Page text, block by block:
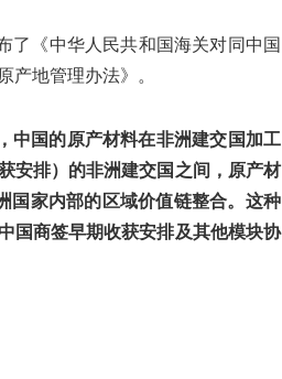
了《中华人民共和国海关对同中国
产地管理办法》。
中国的原产材料在非洲建交国加工
安排）的非洲建交国之间，原产材
国家内部的区域价值链整合。这种
国商签早期收获安排及其他模块协